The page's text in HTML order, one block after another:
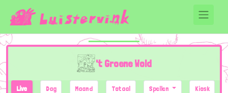
't Groene Wold
Live Dag Maand Totaal Spellen Kiosk